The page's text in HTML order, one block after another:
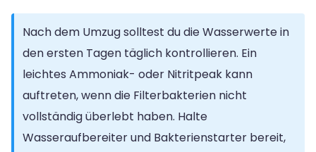
Nach dem Umzug solltest du die Wasserwerte in
den ersten Tagen täglich kontrollieren. Ein
leichtes Ammoniak- oder Nitritpeak kann
auftreten, wenn die Filterbakterien nicht
vollständig überlebt haben. Halte
Wasseraufbereiter und Bakterienstarter bereit,